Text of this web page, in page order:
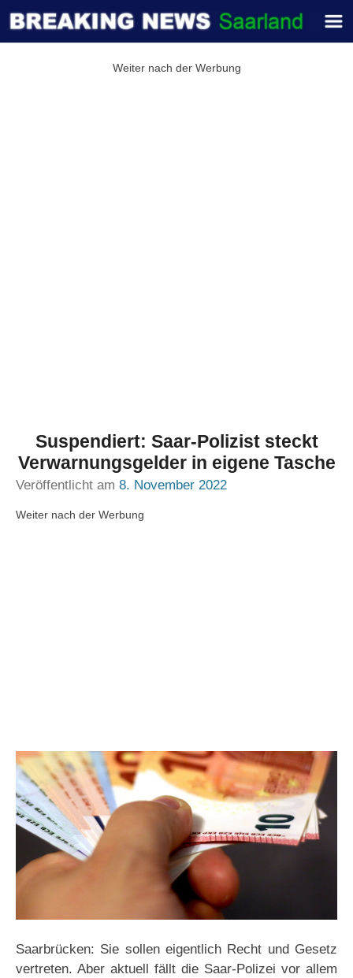
Weiter nach der Werbung
Suspendiert: Saar-Polizist steckt
Verwarnungsgelder in eigene Tasche
Veröffentlicht am 8. November 2022
Weiter nach der Werbung
Saarbrücken: Sie sollen eigentlich Recht und Gesetz
vertreten. Aber aktuell fällt die Saar-Polizei vor allem